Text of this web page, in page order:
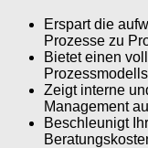
Erspart die
Prozesse zu
Bietet einen
Prozessmodells
Zeigt interne
Management
Beschleunigt